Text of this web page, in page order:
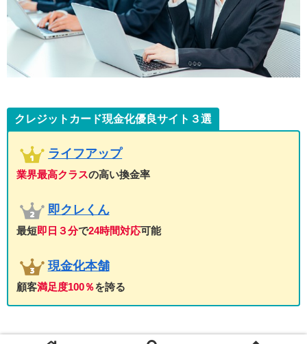
クレジットカード現金化優良サイト３選
ライフアップ
業界最高クラスの高い換金率
即クレくん
最短即日３分で24時間対応可能
現金化本舗
顧客満足度100％を誇る